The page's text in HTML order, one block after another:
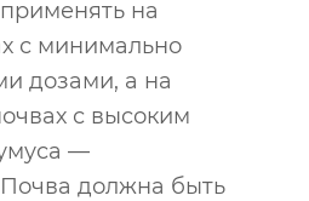
на
с минимально
дозами, а на
с высоким
—
должна быть